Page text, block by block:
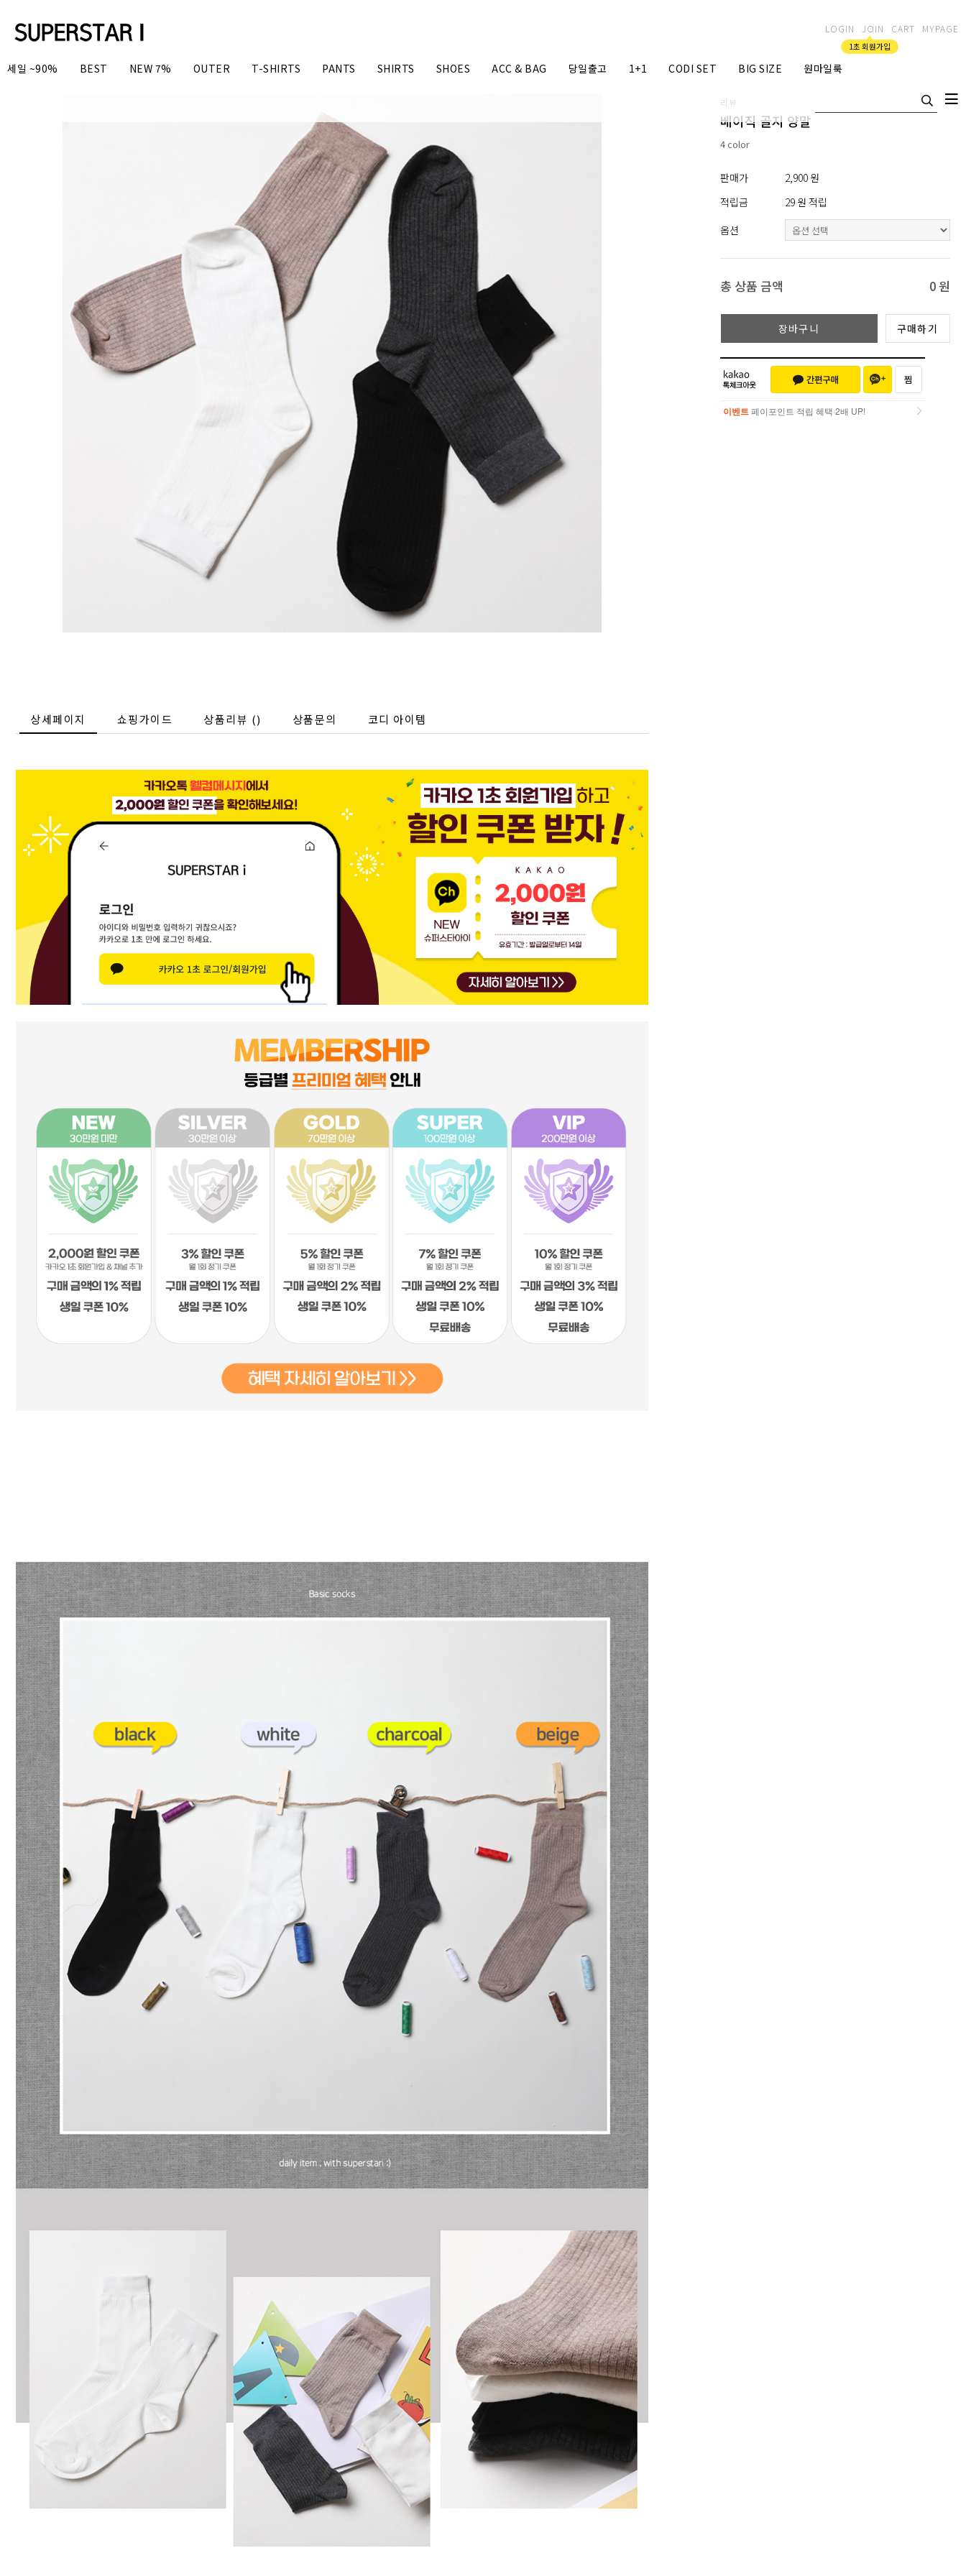
LOGIN JOIN
1초 회원가입
CART MYPAGE
세일 ~90% BEST NEW 7% OUTER T-SHIRTS PANTS SHIRTS SHOES ACC & BAG 당일출고 1+1 CODI SET BIG SIZE 원마일룩
리뷰
베이직 골지 양말
4 color
판매가
2,900 원
적립금
29 원 적립
옵션
총 상품 금액 0 원
장바구니 구매하기
이벤트페이포인트 적립 혜택 2배 UP!
상세페이지 쇼핑가이드 상품리뷰 () 상품문의 코디 아이템